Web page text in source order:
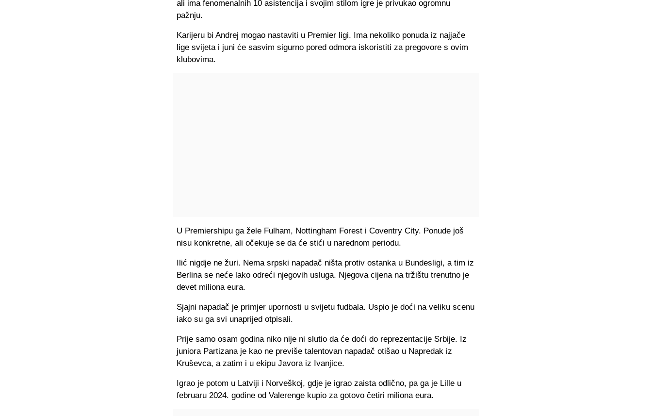
ali ima fenomenalnih 10 asistencija i svojim stilom igre je privukao ogromnu
pažnju.
Karijeru bi Andrej mogao nastaviti u Premier ligi. Ima nekoliko ponuda iz najjače
lige svijeta i juni će sasvim sigurno pored odmora iskoristiti za pregovore s ovim
klubovima.
U Premiershipu ga žele Fulham, Nottingham Forest i Coventry City. Ponude još
nisu konkretne, ali očekuje se da će stići u narednom periodu.
Ilić nigdje ne žuri. Nema srpski napadač ništa protiv ostanka u Bundesligi, a tim iz
Berlina se neće lako odreći njegovih usluga. Njegova cijena na tržištu trenutno je
devet miliona eura.
Sjajni napadač je primjer upornosti u svijetu fudbala. Uspio je doći na veliku scenu
iako su ga svi unaprijed otpisali.
Prije samo osam godina niko nije ni slutio da će doći do reprezentacije Srbije. Iz
juniora Partizana je kao ne previše talentovan napadač otišao u Napredak iz
Kruševca, a zatim i u ekipu Javora iz Ivanjice.
Igrao je potom u Latviji i Norveškoj, gdje je igrao zaista odlično, pa ga je Lille u
februaru 2024. godine od Valerenge kupio za gotovo četiri miliona eura.